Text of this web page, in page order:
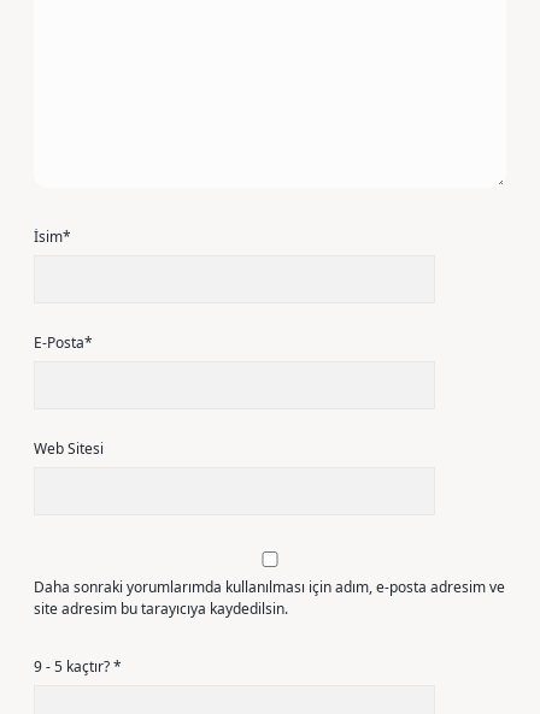
İsim*
E-Posta*
Web Sitesi
Daha sonraki yorumlarımda kullanılması için adım, e-posta adresim ve
site adresim bu tarayıcıya kaydedilsin.
9 - 5 kaçtır?*